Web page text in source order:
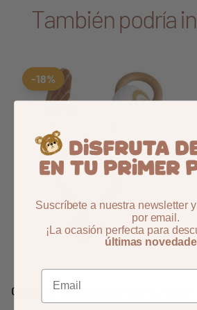
También podría
-18%
Cubo de actividades con luz solar
Suscríbete a nuestra newsletter
por email.
¡La ocasión perfecta para
últimas